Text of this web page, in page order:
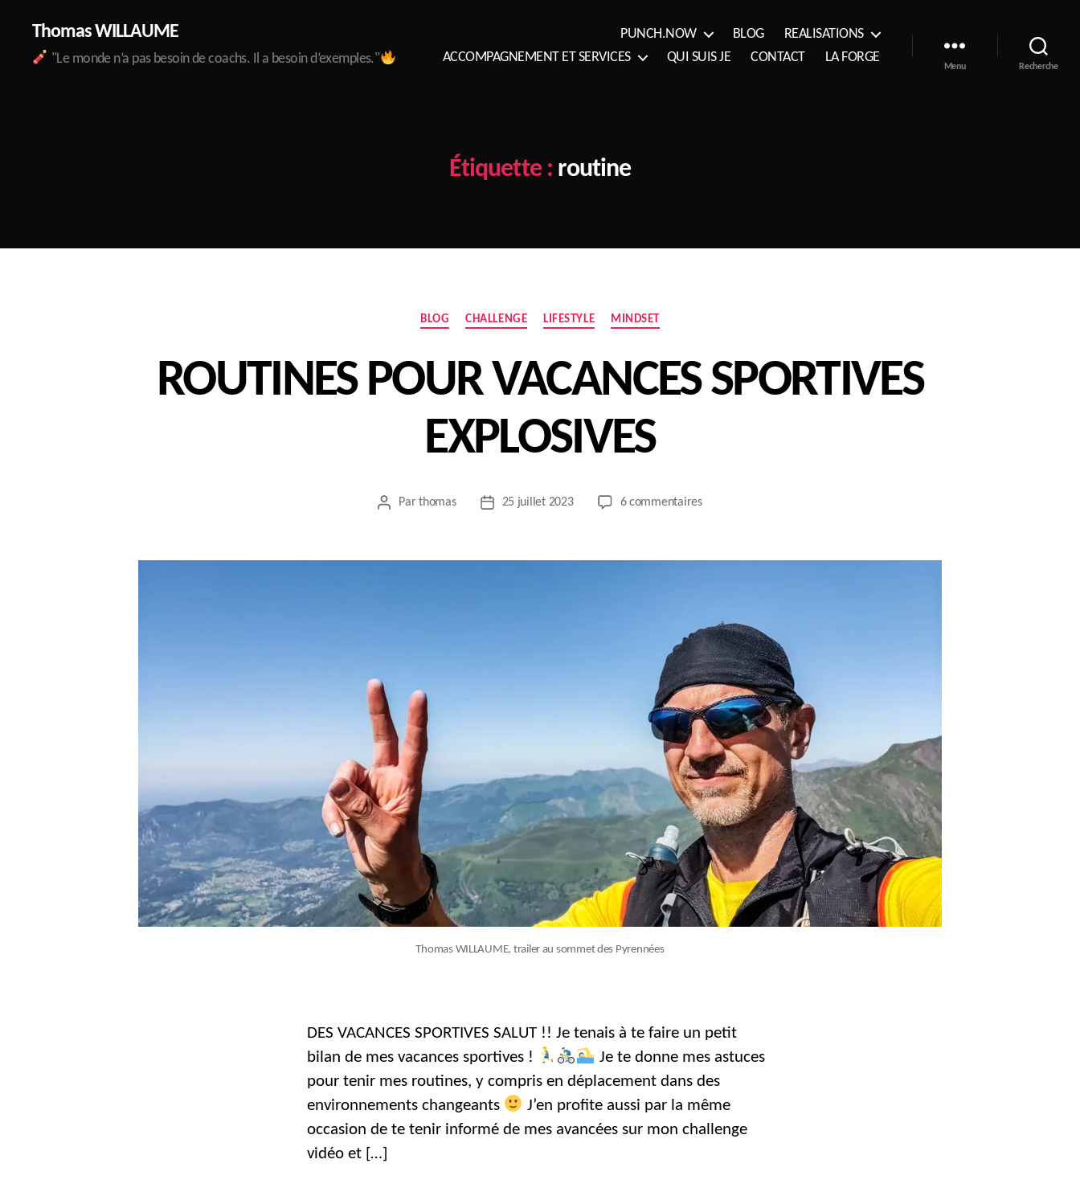
Thomas WILLAUME
"Le monde n’a pas besoin de coachs. Il a besoin d’exemples."
PUNCH.NOW BLOG
REALISATIONS
ACCOMPAGNEMENT ET SERVICES
QUI SUIS JE CONTACT LA FORGE
Menu Recherche
Étiquette : routine
Catégories
BLOG CHALLENGE LIFESTYLE MINDSET
ROUTINES POUR VACANCES SPORTIVES
EXPLOSIVES
Auteur
Parthomas
Date25 juillet 2023 6 commentairessur
VACANCES
Thomas WILLAUME, trailer au sommet des Pyrennées
DES VACANCES SPORTIVES SALUT !! Je tenais à te faire un petit
bilan de mes vacances sportives !
Je te donne mes astuces
pour tenir mes routines, y compris en déplacement dans des
environnements changeants
J’en profite aussi par la même
occasion de te tenir informé de mes avancées sur mon challenge
vidéo et […]